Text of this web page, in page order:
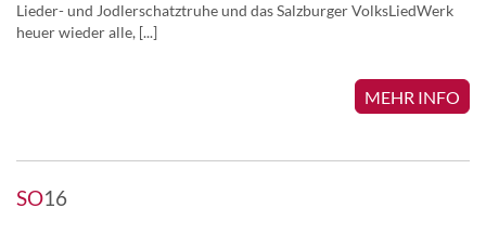
Lieder- und Jodlerschatztruhe und das Salzburger VolksLiedWerk
heuer wieder alle, [...]
MEHR INFO
SO16